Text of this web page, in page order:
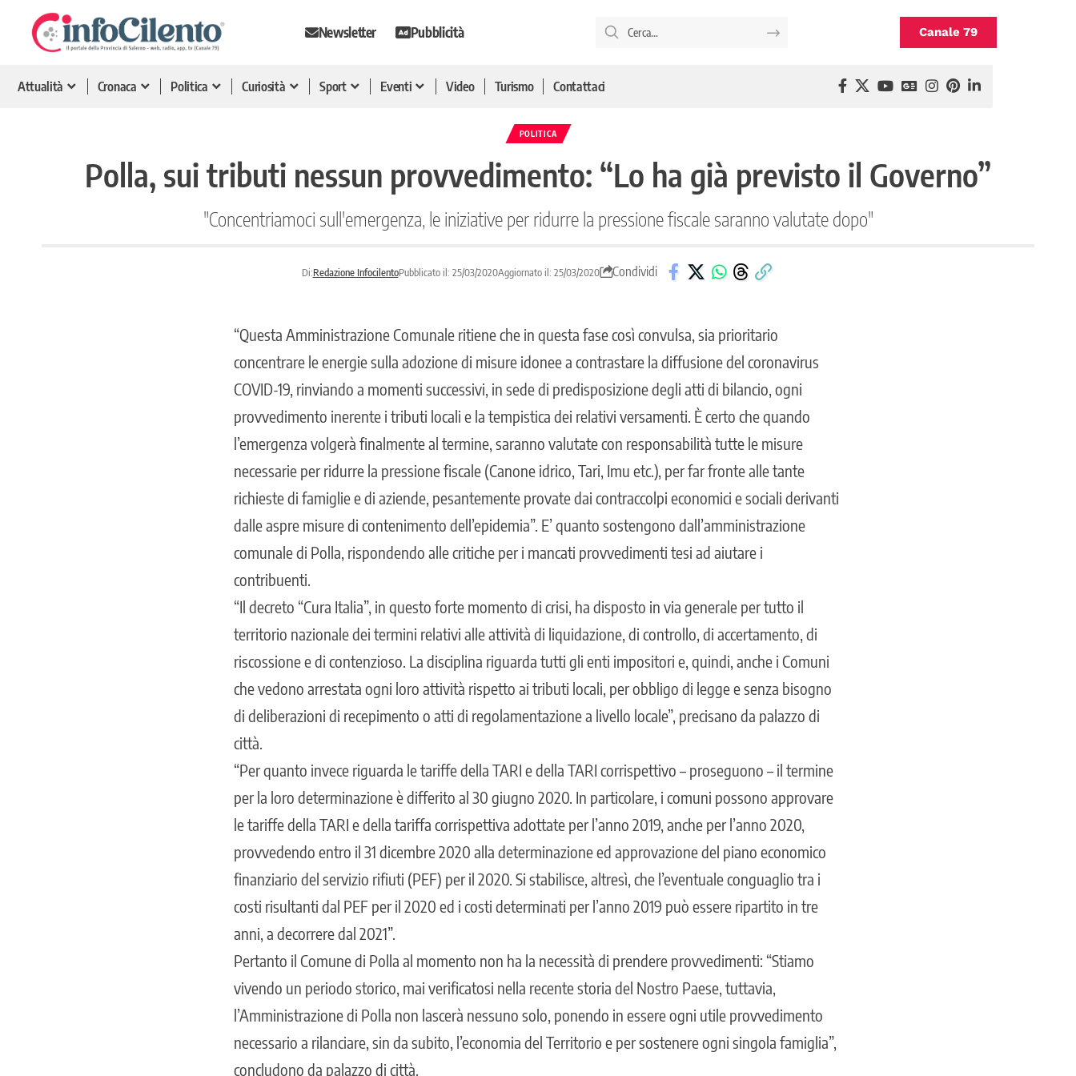
Newsletter Pubblicità Canale 79
Attualità Cronaca Politica Curiosità Sport Eventi Video Turismo Contattaci
POLITICA
Polla, sui tributi nessun provvedimento: “Lo ha già previsto il Governo”
"Concentriamoci sull'emergenza, le iniziative per ridurre la pressione fiscale saranno valutate dopo"
Di:Redazione InfocilentoPubblicato il: 25/03/2020Aggiornato il: 25/03/2020 Condividi
“Questa Amministrazione Comunale ritiene che in questa fase così convulsa, sia prioritario
concentrare le energie sulla adozione di misure idonee a contrastare la diffusione del coronavirus
COVID-19, rinviando a momenti successivi, in sede di predisposizione degli atti di bilancio, ogni
provvedimento inerente i tributi locali e la tempistica dei relativi versamenti. È certo che quando
l’emergenza volgerà finalmente al termine, saranno valutate con responsabilità tutte le misure
necessarie per ridurre la pressione fiscale (Canone idrico, Tari, Imu etc.), per far fronte alle tante
richieste di famiglie e di aziende, pesantemente provate dai contraccolpi economici e sociali derivanti
dalle aspre misure di contenimento dell’epidemia”. E’ quanto sostengono dall’amministrazione
comunale di Polla, rispondendo alle critiche per i mancati provvedimenti tesi ad aiutare i
contribuenti.
“Il decreto “Cura Italia”, in questo forte momento di crisi, ha disposto in via generale per tutto il
territorio nazionale dei termini relativi alle attività di liquidazione, di controllo, di accertamento, di
riscossione e di contenzioso. La disciplina riguarda tutti gli enti impositori e, quindi, anche i Comuni
che vedono arrestata ogni loro attività rispetto ai tributi locali, per obbligo di legge e senza bisogno
di deliberazioni di recepimento o atti di regolamentazione a livello locale”, precisano da palazzo di
città.
“Per quanto invece riguarda le tariffe della TARI e della TARI corrispettivo – proseguono – il termine
per la loro determinazione è differito al 30 giugno 2020. In particolare, i comuni possono approvare
le tariffe della TARI e della tariffa corrispettiva adottate per l’anno 2019, anche per l’anno 2020,
provvedendo entro il 31 dicembre 2020 alla determinazione ed approvazione del piano economico
finanziario del servizio rifiuti (PEF) per il 2020. Si stabilisce, altresì, che l’eventuale conguaglio tra i
costi risultanti dal PEF per il 2020 ed i costi determinati per l’anno 2019 può essere ripartito in tre
anni, a decorrere dal 2021”.
Pertanto il Comune di Polla al momento non ha la necessità di prendere provvedimenti: “Stiamo
vivendo un periodo storico, mai verificatosi nella recente storia del Nostro Paese, tuttavia,
l’Amministrazione di Polla non lascerà nessuno solo, ponendo in essere ogni utile provvedimento
necessario a rilanciare, sin da subito, l’economia del Territorio e per sostenere ogni singola famiglia”,
concludono da palazzo di città.